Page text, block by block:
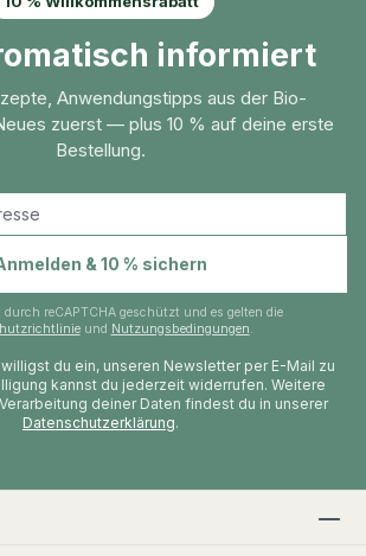
Geschmack kommt durch die
als Naturaroma Öl in
und Speisen. Rosenöl ist besonders
produzierten und der teuersten
Schon von den alten Römern und
überliefert, dass sie das
auch ihre Körper damit pflegten.
die wohltuende und Wirkung und
von Rosenöl. Die Naturaroma
unter Wasserdampf-Destillation aus
der Rose gewonnen. Die
werden von Hand gepflückt.
informiert
Anwendungstipps aus der Bio-
zuerst — plus 10 % auf deine erste
Bestellung.
& 10 % sichern
durch reCAPTCHA geschützt und es gelten die
und Nutzungsbedingungen.
du ein, unseren Newsletter per E-Mail zu
kannst du jederzeit widerrufen. Weitere
deiner Daten findest du in unserer
Datenschutzerklärung.